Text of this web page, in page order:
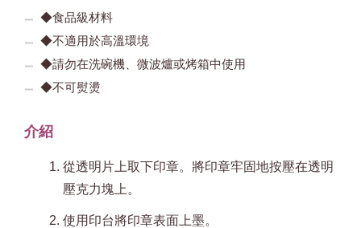
◆食品級材料
◆不適用於高溫環境
◆請勿在洗碗機、微波爐或烤箱中使用
◆不可熨燙
介紹
從透明片上取下印章。將印章牢固地按壓在透明
壓克力塊上。
使用印台將印章表面上墨。